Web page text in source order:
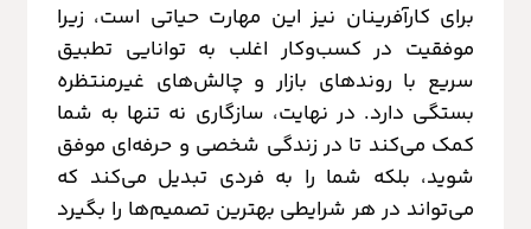
برای کارآفرینان نیز این مهارت حیاتی است، زیرا
موفقیت در کسب‌وکار اغلب به توانایی تطبیق
سریع با روندهای بازار و چالش‌های غیرمنتظره
بستگی دارد. در نهایت، سازگاری نه تنها به شما
کمک می‌کند تا در زندگی شخصی و حرفه‌ای موفق
شوید، بلکه شما را به فردی تبدیل می‌کند که
می‌تواند در هر شرایطی بهترین تصمیم‌ها را بگیرد